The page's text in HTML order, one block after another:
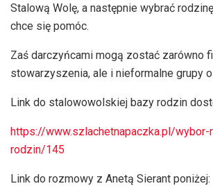
Stalową Wolę, a następnie wybrać
chce się pomóc.
Zaś darczyńcami mogą zostać zarówno
stowarzyszenia, ale i nieformalne grupy
Link do stalowowolskiej bazy rodzin
https://www.szlachetnapaczka.pl/
rodzin/145
Link do rozmowy z Anetą Sierant poniżej: